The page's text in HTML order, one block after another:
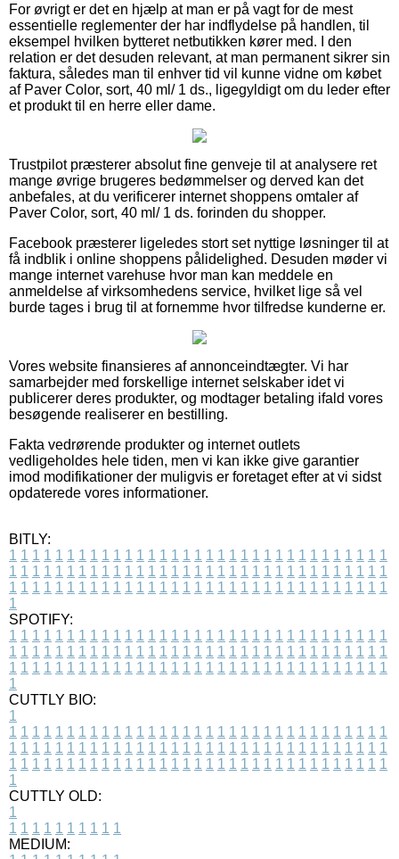
For øvrigt er det en hjælp at man er på vagt for de mest
essentielle reglementer der har indflydelse på handlen, til
eksempel hvilken bytteret netbutikken kører med. I den
relation er det desuden relevant, at man permanent sikrer sin
faktura, således man til enhver tid vil kunne vidne om købet
af Paver Color, sort, 40 ml/ 1 ds., ligegyldigt om du leder efter
et produkt til en herre eller dame.
Trustpilot præsterer absolut fine genveje til at analysere ret
mange øvrige brugeres bedømmelser og derved kan det
anbefales, at du verificerer internet shoppens omtaler af
Paver Color, sort, 40 ml/ 1 ds. forinden du shopper.
Facebook præsterer ligeledes stort set nyttige løsninger til at
få indblik i online shoppens pålidelighed. Desuden møder vi
mange internet varehuse hvor man kan meddele en
anmeldelse af virksomhedens service, hvilket lige så vel
burde tages i brug til at fornemme hvor tilfredse kunderne er.
Vores website finansieres af annonceindtægter. Vi har
samarbejder med forskellige internet selskaber idet vi
publicerer deres produkter, og modtager betaling ifald vores
besøgende realiserer en bestilling.
Fakta vedrørende produkter og internet outlets
vedligeholdes hele tiden, men vi kan ikke give garantier
imod modifikationer der muligvis er foretaget efter at vi sidst
opdaterede vores informationer.
BITLY:
1 1 1 1 1 1 1 1 1 1 1 1 1 1 1 1 1 1 1 1 1 1 1 1 1 1 1 1 1 1 1 1 1
1 1 1 1 1 1 1 1 1 1 1 1 1 1 1 1 1 1 1 1 1 1 1 1 1 1 1 1 1 1 1 1 1
1 1 1 1 1 1 1 1 1 1 1 1 1 1 1 1 1 1 1 1 1 1 1 1 1 1 1 1 1 1 1 1 1
1
SPOTIFY:
1 1 1 1 1 1 1 1 1 1 1 1 1 1 1 1 1 1 1 1 1 1 1 1 1 1 1 1 1 1 1 1 1
1 1 1 1 1 1 1 1 1 1 1 1 1 1 1 1 1 1 1 1 1 1 1 1 1 1 1 1 1 1 1 1 1
1 1 1 1 1 1 1 1 1 1 1 1 1 1 1 1 1 1 1 1 1 1 1 1 1 1 1 1 1 1 1 1 1
1
CUTTLY BIO:
1
1 1 1 1 1 1 1 1 1 1 1 1 1 1 1 1 1 1 1 1 1 1 1 1 1 1 1 1 1 1 1 1 1
1 1 1 1 1 1 1 1 1 1 1 1 1 1 1 1 1 1 1 1 1 1 1 1 1 1 1 1 1 1 1 1 1
1 1 1 1 1 1 1 1 1 1 1 1 1 1 1 1 1 1 1 1 1 1 1 1 1 1 1 1 1 1 1 1 1
1
CUTTLY OLD:
1
1 1 1 1 1 1 1 1 1 1
MEDIUM: